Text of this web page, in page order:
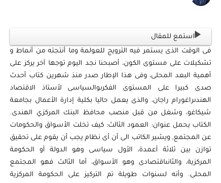
استمع للمقال
فى الوقت الذى يستمر فيه الترويج للعولمة وما أنتجته من أنماط و
تشكيلات على مستوى الكون، أصبحنا نجد اليوم توجها آخر يركز على
أهمية البعد المحلى، وفى هذا الإطار صدر منذ شهرين كتاب أحدث
صدى كبيرا على المستوى الفكرىوالسياسى لأستاذ الاقتصاد
الهندىراغورام راجان، والذى يعمل حاليا بكلية إدارة الأعمال بجامعة
شيكاغو، وشغل من قبل منصب محافظ البنك المركزي الهندى.
الكتاب يحمل عنوان: العمود الثالث: كيف تخلت الأسواق والحكومات
عن المجتمع, ويشير الكاتب الى أن أى نظام يجب أن يقوم على تحقيق
توازن بين ثلاثة أعمدة، الأول سياسى وهو الدولة أو الحكومة
المركزية، والثانىاقتصادى وهو الأسواق، أما الثالث فهو المجتمع
المحلى. وأنه لسنوات طويلة تم التركيز على الحكومة المركزية